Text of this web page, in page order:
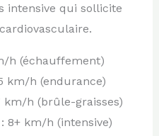
intensive qui sollicite
h (échauffement)
km/h (endurance)
km/h (brûle-graisses)
8+ km/h (intensive)